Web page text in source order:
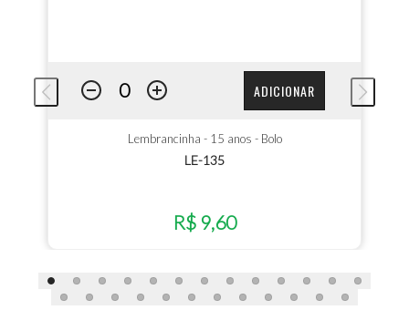
ADICIONAR
Lembrancinha - 15 anos - Bolo
LE-135
R$ 9,60